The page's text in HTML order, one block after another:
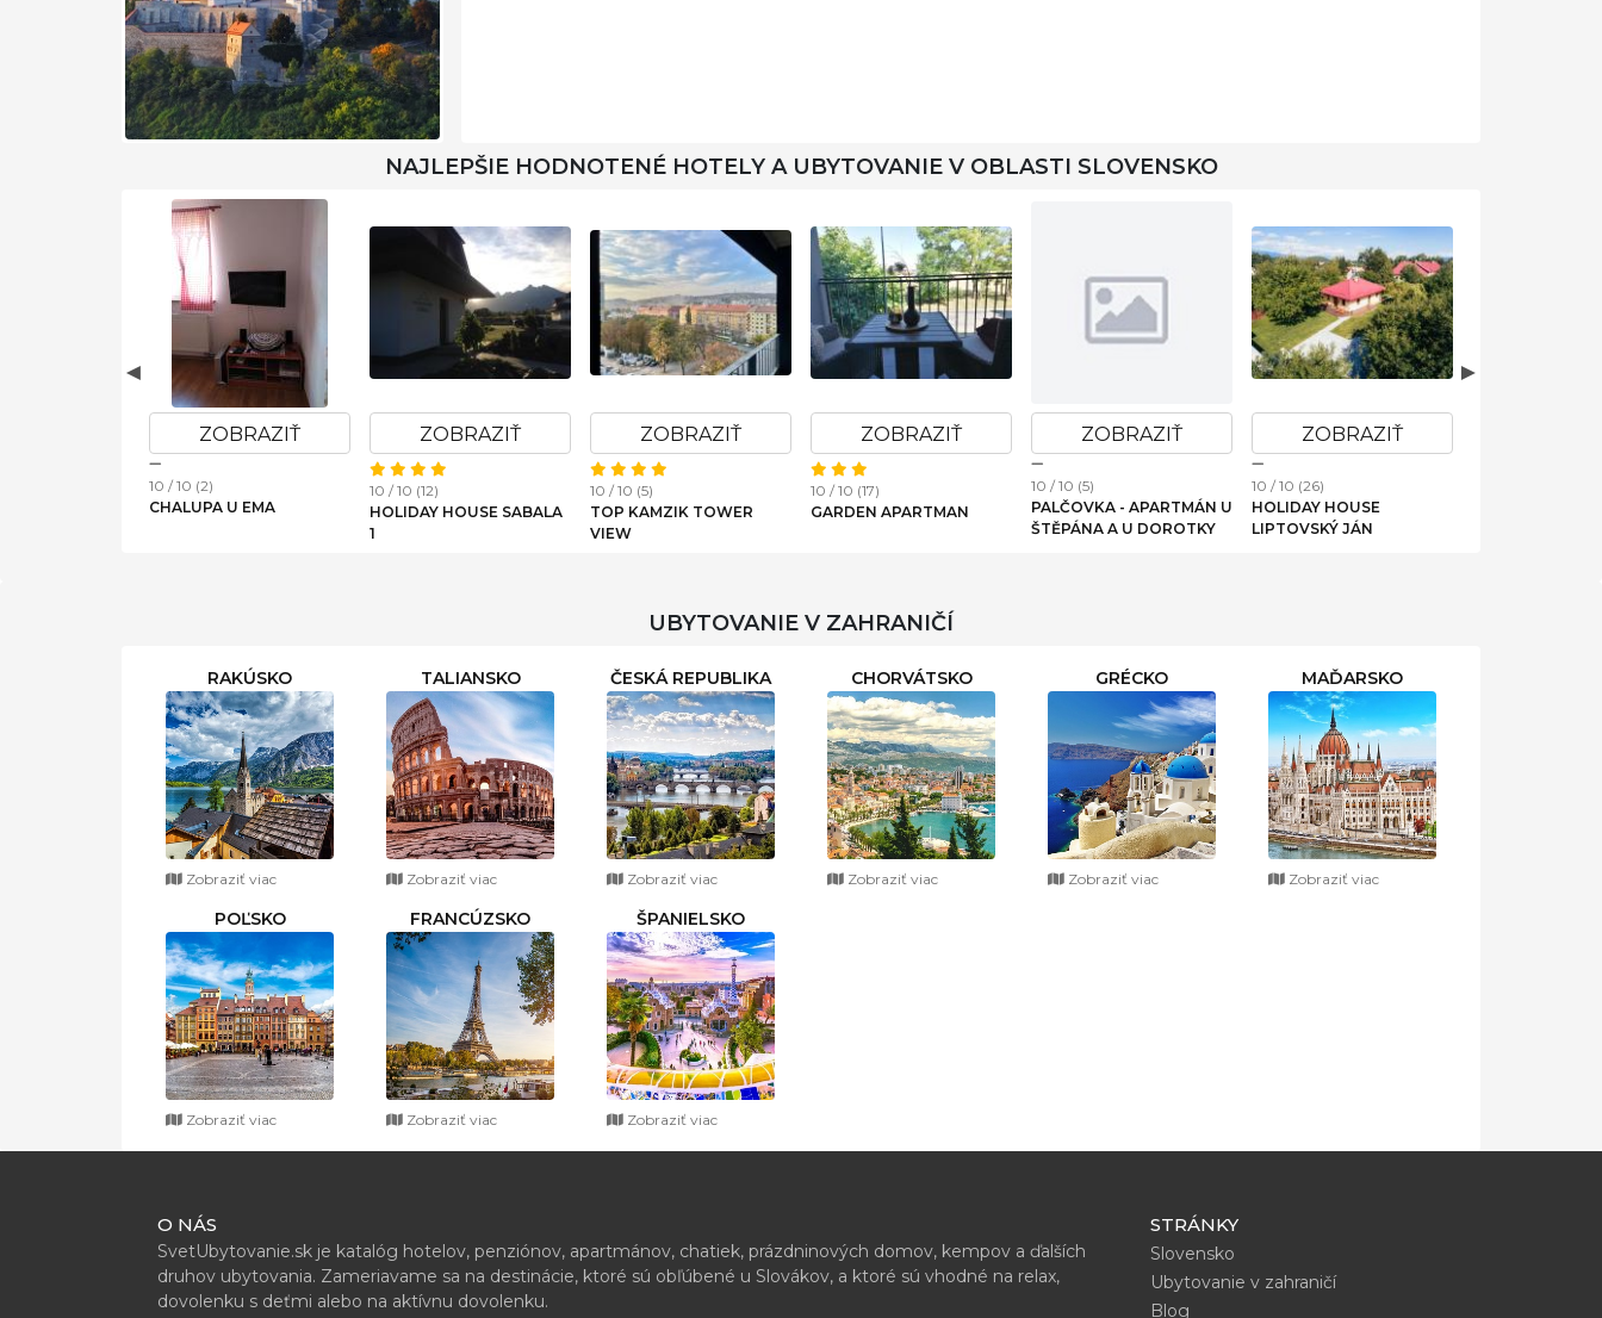
NAJLEPŠIE HODNOTENÉ HOTELY A UBYTOVANIE V OBLASTI SLOVENSKO
ZOBRAZIŤ
10 / 10 (2)
CHALUPA U EMA
ZOBRAZIŤ
10 / 10 (12)
HOLIDAY HOUSE SABALA
1
ZOBRAZIŤ
10 / 10 (5)
TOP KAMZIK TOWER
VIEW
ZOBRAZIŤ
10 / 10 (17)
GARDEN APARTMAN
ZOBRAZIŤ
10 / 10 (5)
PALČOVKA - APARTMÁN U
ŠTĚPÁNA A U DOROTKY
ZOBRAZIŤ
10 / 10 (26)
HOLIDAY HOUSE
LIPTOVSKÝ JÁN
UBYTOVANIE V ZAHRANIČÍ
RAKÚSKO
Zobraziť viac
TALIANSKO
Zobraziť viac
ČESKÁ REPUBLIKA
Zobraziť viac
CHORVÁTSKO
Zobraziť viac
GRÉCKO
Zobraziť viac
MAĎARSKO
Zobraziť viac
POĽSKO
Zobraziť viac
FRANCÚZSKO
Zobraziť viac
ŠPANIELSKO
Zobraziť viac
O NÁS
SvetUbytovanie.sk je katalóg hotelov, penziónov, apartmánov, chatiek, prázdninových domov, kempov a ďalších
druhov ubytovania. Zameriavame sa na destinácie, ktoré sú obľúbené u Slovákov, a ktoré sú vhodné na relax,
dovolenku s deťmi alebo na aktívnu dovolenku.
STRÁNKY
Slovensko
Ubytovanie v zahraničí
Blog